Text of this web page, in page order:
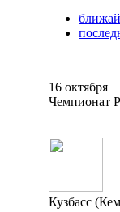
16 октября
Чемпионат
Кузбасс